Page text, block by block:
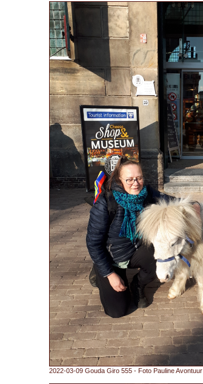
2022-03-09 Gouda Giro 555 - Foto Pauline Avontuur